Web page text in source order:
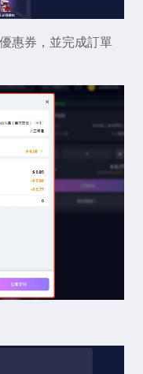
惠券，並完成訂單